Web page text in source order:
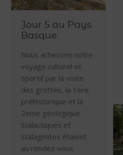
Jour 5 au Pays
Basque
Nous achevons notre
voyage culturel et
sportif par la visite
des grottes, la 1ere
préhistorique et la
2eme géologique.
Stalactiques et
stalagmites étaient
au rendez-vous.